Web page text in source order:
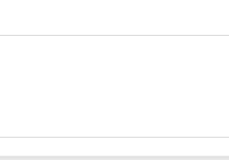
Sunnah to treat witchcraft,